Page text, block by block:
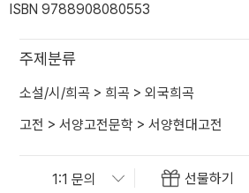
ISBN 9788908080553
주제분류
소설/시/희곡 > 희곡 > 외국희곡
고전 > 서양고전문학 > 서양현대고전
선물하기